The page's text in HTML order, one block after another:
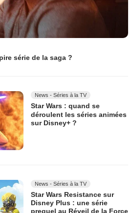
série de la saga ?
News - Séries à la TV
Star Wars : quand se
déroulent les séries animées
sur Disney+ ?
News - Séries à la TV
Star Wars Resistance sur
Disney Plus : une série
prequel au Réveil de la Force